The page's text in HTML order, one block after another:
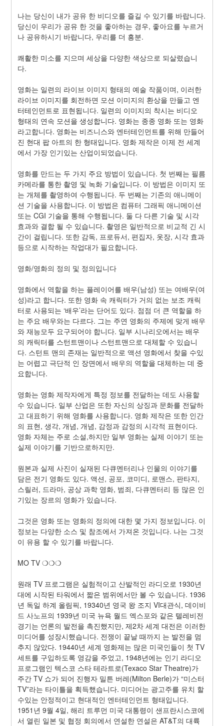
나는 당신이 내가 공유 한 비디오를 즐길 수 있기를 바랍니다.
당신이 우리가 공유 한 것을 좋아하는 경우, 좋아요를 누르거
나 공유하시기 바랍니다, 우리를 더 흥분.
쾌활한 미소를 지으며 세상을 다양한 색상으로 되살렸습니
다.
영화는 일련의 라이브 이미지 형태의 예술 작품이며, 이러한
라이브 이미지를 회전하면 모션 이미지의 환상을 만들고 엔
터테인먼트로 표현됩니다. 일련의 이미지의 착시는 비디오
형태의 연속 모션을 생성합니다. 영화는 종종 영화 또는 영화
라고합니다. 영화는 비즈니스와 엔터테인먼트를 위해 만들어
진 현대 팝 아트의 한 형태입니다. 영화 제작은 이제 전 세계
에서 가장 인기있는 산업이되었습니다.
영화를 만드는 두 가지 주요 방법이 있습니다. 첫 번째는 필름
카메라를 통한 촬영 및 녹화 기술입니다. 이 방법은 이미지 또
는 개체를 촬영하여 수행됩니다. 두 번째는 기존의 애니메이
션 기술을 사용합니다. 이 방법은 컴퓨터 그래픽 애니메이션
또는 CGI 기술을 통해 수행됩니다. 둘 다 다른 기술 및 시각
효과와 결합 될 수 있습니다. 촬영은 일반적으로 비교적 긴 시
간이 걸립니다. 또한 감독, 프로듀서, 편집자, 옷장, 시각 효과
등으로 시작하는 작업대가 필요합니다.
영화/영화의 정의 및 정의입니다
영화에서 역할을 하는 플레이어를 배우(남성) 또는 여배우(여
성)라고 합니다. 또한 영화 속 캐릭터가 거의 없는 보조 캐릭
터로 사용되는 ‘배우’라는 단어도 있다. 점점 더 큰 역할을 하
는 주요 배우와는 다르다. 그는 주연 영화의 주제에 맞게 배우
와 재능모두 요구되어야 합니다. 일부 시나리오에서는 배우
의 캐릭터를 스턴트맨이나 스턴트맨으로 대체할 수 있습니
다. 스턴트 맨의 존재는 일반적으로 액션 영화에서 찾을 수있
는 어렵고 극단적 인 장면에서 배우의 역할을 대체하는 데 중
요합니다.
영화는 영화 제작자에게 특정 정보를 전달하는 데도 사용할
수 있습니다. 일부 산업은 또한 자신의 상징과 문화를 전달하
고 대표하기 위해 영화를 사용합니다. 영화 제작은 또한 인간
의 표현, 생각, 개념, 개념, 감정과 감정의 시각적 표현이다.
영화 자체는 주로 소설,하지만 일부 영화는 실제 이야기 또는
실제 이야기를 기반으로하지만.
원본과 실제 사진이 실재된 다큐멘터리나 인물의 이야기를
담은 전기 영화도 있다. 액션, 공포, 코미디, 로맨스, 판타지,
스릴러, 드라마, 공상 과학 영화, 범죄, 다큐멘터리 등 많은 인
기있는 장르의 영화가 있습니다.
그것은 영화 또는 영화의 정의에 대한 몇 가지 정보입니다. 이
정보는 다양한 소스 및 참조에서 가져온 것입니다. 나는 그것
이 유용 할 수 있기를 바랍니다.
MO TV ❍❍❍
원래 TV 프로그램은 실험적이고 산발적인 라디오로 1930년
대에 시작된 타워에서 짧은 범위에서만 볼 수 있습니다. 1936
년 독일 하계 올림픽, 19340년 영국 왕 조지 VI대관식, 데이비
드 사노프의 1939년 미국 뉴욕 월드 엑스포와 같은 텔레비전
경기는 언론의 발전을 촉진했지만, 제2차 세계 대전은 이러한
미디어를 성장시했습니다. 전쟁이 끝날 때까지 는 발전을 멈
추지 않았다. 19440년 세계 영화제는 많은 미국인들이 첫 TV
세트를 구입하도록 영감을 주었고, 1948년에는 인기 라디오
프로그램인 텍스코 스타 테라트로(Texaco Star Theatre)가
주간 TV 쇼가 되어 진행자 밀튼 버레(Milton Berle)가 “미스터
TV”라는 타이틀을 획득했습니다. 미디어는 광고주를 유치 할
수있는 안정적이고 현대적인 엔터테인먼트 형태입니다.
1951년 9월 4일, 해리 트루먼 미국 대통령이 샌프란시스코에
서 열린 일본 및 협정 회의에서 연설한 연설은 AT&T의 대륙